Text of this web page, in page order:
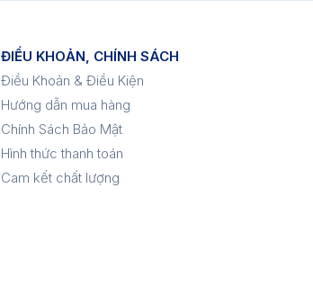
ĐIỀU KHOẢN, CHÍNH SÁCH
Điều Khoản & Điều Kiện
Hướng dẫn mua hàng
Chính Sách Bảo Mật
Hình thức thanh toán
Cam kết chất lượng